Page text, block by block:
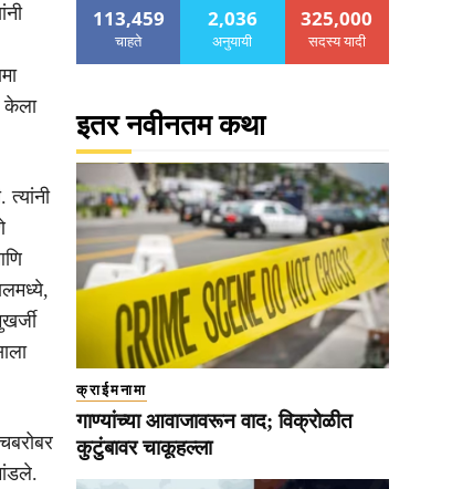
केला
113,459
चाहते
2,036
अनुयायी
325,000
सदस्य यादी
इतर नवीनतम कथा
क्राईमनामा
गाण्यांच्या आवाजावरून वाद; विक्रोळीत
कुटुंबावर चाकूहल्ला